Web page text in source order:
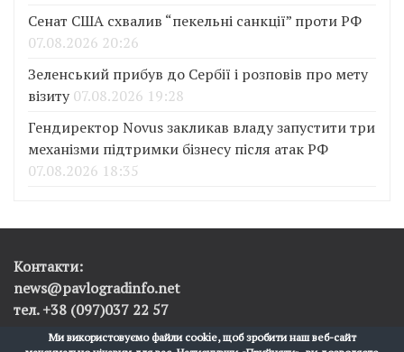
Сенат США схвалив “пекельні санкції” проти РФ
07.08.2026 20:26
Зеленський прибув до Сербії і розповів про мету
візиту 07.08.2026 19:28
Гендиректор Novus закликав владу запустити три
механізми підтримки бізнесу після атак РФ
07.08.2026 18:35
Контакти:
news@pavlogradinfo.net
тел. +38 (097)037 22 57
Ми використовуємо файли cookie, щоб зробити наш веб-сайт